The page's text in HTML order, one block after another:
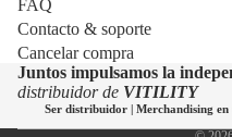
FAQ
Contacto & soporte
Cancelar compra
Juntos impulsamos la
distribuidor de VITILITY
Ser distribuidor | Merchandising en
Información de contacto
Términos del servicio
Aviso legal